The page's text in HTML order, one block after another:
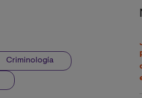
Criminología